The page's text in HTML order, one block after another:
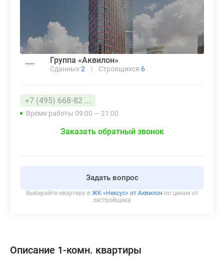
Группа «Аквилон»
Сданных 2 | Строящихся 6
+7 (495) 668-82 ...
Время работы 09:00 — 21:00
Заказать обратный звонок
Задать вопрос
Выбирайте квартиру в ЖК «Нексус» от Аквилон по ценам от
застройщика
Описание 1-комн. квартиры